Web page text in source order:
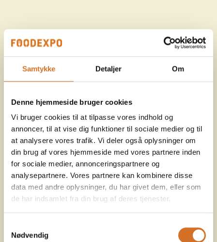
Samtykke Detaljer Om
Denne hjemmeside bruger cookies
Vi bruger cookies til at tilpasse vores indhold og
annoncer, til at vise dig funktioner til sociale medier og til
at analysere vores trafik. Vi deler også oplysninger om
din brug af vores hjemmeside med vores partnere inden
for sociale medier, annonceringspartnere og
analysepartnere. Vores partnere kan kombinere disse
data med andre oplysninger, du har givet dem, eller som
de har indsamlet fra din brug af deres tjenester.
Nødvendig